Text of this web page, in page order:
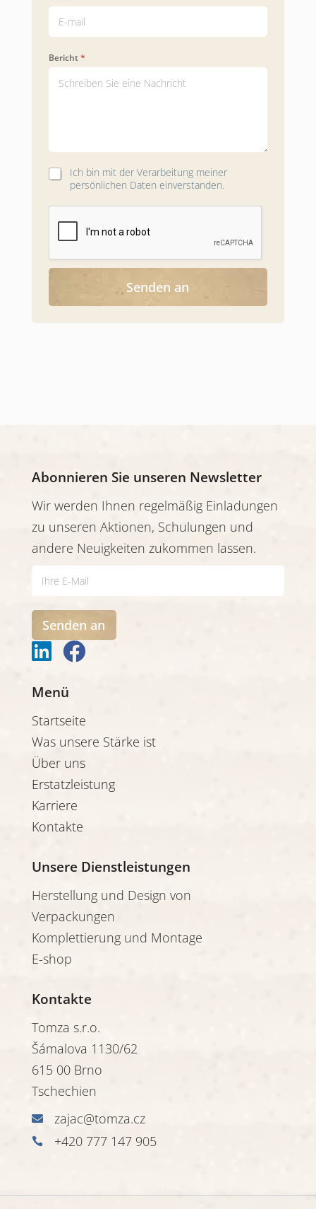
Bericht*
C
x
*
Ich bin mit der Verarbeitung meiner
persönlichen Daten einverstanden.
Senden an
Abonnieren Sie unseren Newsletter
Wir werden Ihnen regelmäßig Einladungen
zu unseren Aktionen, Schulungen und
andere Neuigkeiten zukommen lassen.
a
l
*
Senden an
 
Menü
Startseite
Was unsere Stärke ist
Über uns
Erstatzleistung
Karriere
Kontakte
Unsere Dienstleistungen
Herstellung und Design von
Verpackungen
Komplettierung und Montage
E-shop
Kontakte
Tomza s.r.o.
Šámalova 1130/62
615 00 Brno
Tschechien
 zajac@tomza.cz
 +420 777 147 905